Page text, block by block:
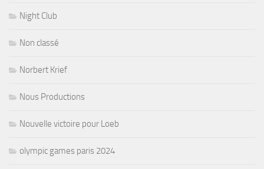
Night Club
Non classé
Norbert Krief
Nous Productions
Nouvelle victoire pour Loeb
olympic games paris 2024